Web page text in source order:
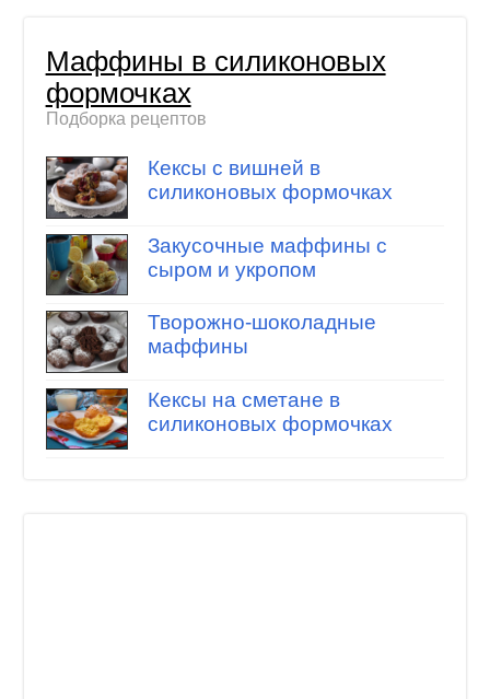
Маффины в силиконовых
формочках
Подборка рецептов
Кексы с вишней в
силиконовых формочках
Закусочные маффины с
сыром и укропом
Творожно-шоколадные
маффины
Кексы на сметане в
силиконовых формочках